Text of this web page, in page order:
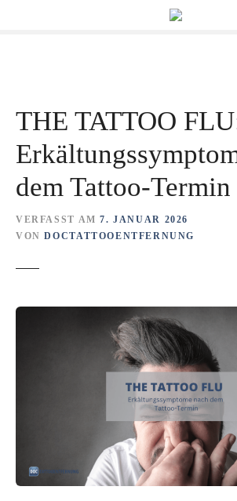
THE TATTOO
dem Tattoo-Termin
VERFASST AM 7. JANUAR 2026
VON DOCTATTOOENTFERNUNG